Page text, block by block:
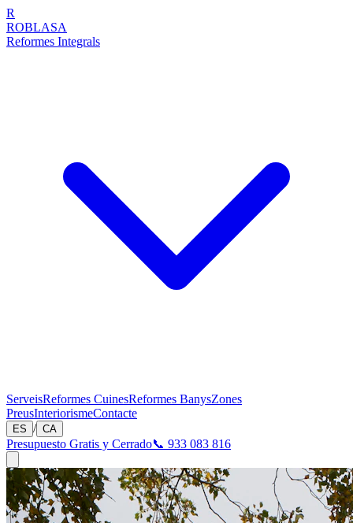
R
ROBLASA
Reformes Integrals
ServeisReformes CuinesReformes BanysZones
PreusInteriorismeContacte
ES / CA
Presupuesto Gratis y Cerrado📞 933 083 816